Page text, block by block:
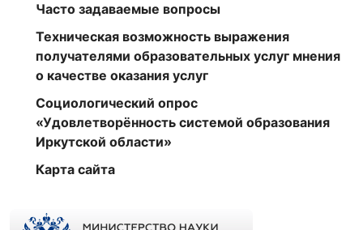
Часто задаваемые вопросы
Техническая возможность выражения
получателями образовательных услуг мнения
о качестве оказания услуг
Социологический опрос
«Удовлетворённость системой образования
Иркутской области»
Карта сайта